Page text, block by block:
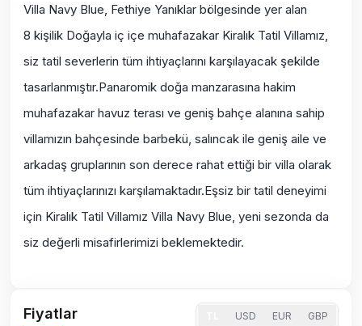
Villa Navy Blue, Fethiye Yanıklar bölgesinde yer alan
8 kişilik Doğayla iç içe muhafazakar Kiralık Tatil Villamız,
siz tatil severlerin tüm ihtiyaçlarını karşılayacak şekilde
tasarlanmıştır.Panaromik doğa manzarasına hakim
muhafazakar havuz terası ve geniş bahçe alanına sahip
villamızın bahçesinde barbekü, salıncak ile geniş aile ve
arkadaş gruplarının son derece rahat ettiği bir villa olarak
tüm ihtiyaçlarınızı karşılamaktadır.Eşsiz bir tatil deneyimi
için Kiralık Tatil Villamız Villa Navy Blue, yeni sezonda da
siz değerli misafirlerimizi beklemektedir.
Fiyatlar USD EUR GBP